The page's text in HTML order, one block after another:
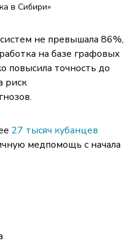
в Сибири»
не превышала 86%,
на базе графовых
повысила точность до
риск
27 тысяч кубанцев
медпомощь с начала